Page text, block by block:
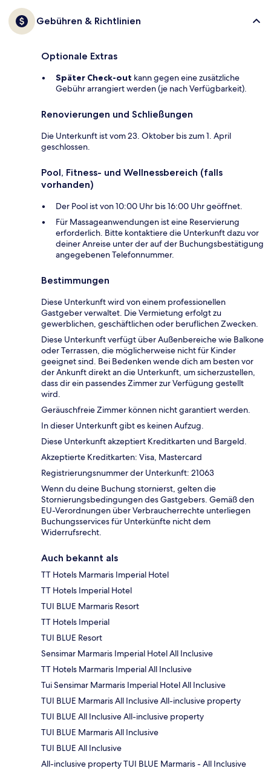
Gebühren & Richtlinien
Optionale Extras
Später Check-out kann gegen eine zusätzliche
Gebühr arrangiert werden (je nach Verfügbarkeit).
Renovierungen und Schließungen
Die Unterkunft ist vom 23. Oktober bis zum 1. April
geschlossen.
Pool, Fitness- und Wellnessbereich (falls
vorhanden)
Der Pool ist von 10:00 Uhr bis 16:00 Uhr geöffnet.
Für Massageanwendungen ist eine Reservierung
erforderlich. Bitte kontaktiere die Unterkunft dazu vor
deiner Anreise unter der auf der Buchungsbestätigung
angegebenen Telefonnummer.
Bestimmungen
Diese Unterkunft wird von einem professionellen
Gastgeber verwaltet. Die Vermietung erfolgt zu
gewerblichen, geschäftlichen oder beruflichen Zwecken.
Diese Unterkunft verfügt über Außenbereiche wie Balkone
oder Terrassen, die möglicherweise nicht für Kinder
geeignet sind. Bei Bedenken wende dich am besten vor
der Ankunft direkt an die Unterkunft, um sicherzustellen,
dass dir ein passendes Zimmer zur Verfügung gestellt
wird.
Geräuschfreie Zimmer können nicht garantiert werden.
In dieser Unterkunft gibt es keinen Aufzug.
Diese Unterkunft akzeptiert Kreditkarten und Bargeld.
Akzeptierte Kreditkarten: Visa, Mastercard
Registrierungsnummer der Unterkunft: 21063
Wenn du deine Buchung stornierst, gelten die
Stornierungsbedingungen des Gastgebers. Gemäß den
EU-Verordnungen über Verbraucherrechte unterliegen
Buchungsservices für Unterkünfte nicht dem
Widerrufsrecht.
Auch bekannt als
TT Hotels Marmaris Imperial Hotel
TT Hotels Imperial Hotel
TUI BLUE Marmaris Resort
TT Hotels Imperial
TUI BLUE Resort
Sensimar Marmaris Imperial Hotel All Inclusive
TT Hotels Marmaris Imperial All Inclusive
Tui Sensimar Marmaris Imperial Hotel All Inclusive
TUI BLUE Marmaris All Inclusive All-inclusive property
TUI BLUE All Inclusive All-inclusive property
TUI BLUE Marmaris All Inclusive
TUI BLUE All Inclusive
All-inclusive property TUI BLUE Marmaris - All Inclusive